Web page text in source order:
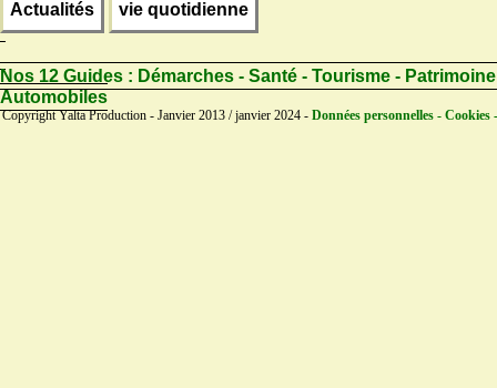
Actualités vie quotidienne
Nos 12 Guides : Démarches - Santé - Tourisme -
Automobiles
Copyright Yalta Production - Janvier 2013 / janvier 2024 - Données personnelles - Cookies